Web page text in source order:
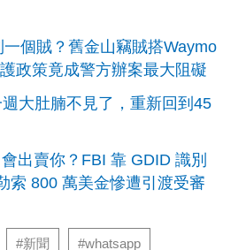
個賊？舊金山竊賊搭Waymo
政策竟成警方辦案最大阻礙
大肚腩不見了，重新回到45
出賣你？FBI 靠 GDID 識別
索 800 萬美金慘遭引渡受審
#新聞 #whatsapp